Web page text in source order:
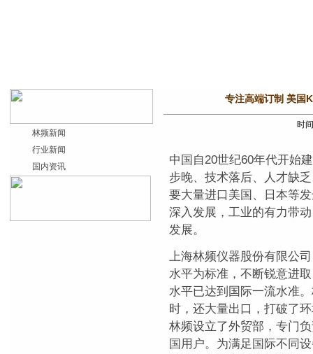
林频新闻
行业新闻
国内资讯
专注高端订制 美国
时
中国自20世纪60年代开始
步晚、技术落后、人才缺
要大量进口美国、日本等
深入发展，工业的有力带
发展。
上海林频仪器股份有限公
水平为标准，不断锐意进
水平已达到国际一流水准
时，还大量出口，打破了
林频设立了外贸部，专门
国用户。为满足国际不同